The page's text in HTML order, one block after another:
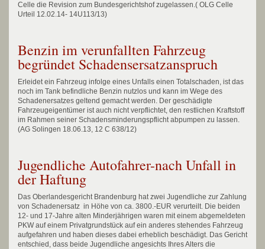
Celle die Revision zum Bundesgerichtshof zugelassen.( OLG Celle
Urteil 12.02.14- 14U113/13)
Benzin im verunfallten Fahrzeug
begründet Schadensersatzanspruch
Erleidet ein Fahrzeug infolge eines Unfalls einen Totalschaden, ist das
noch im Tank befindliche Benzin nutzlos und kann im Wege des
Schadenersatzes geltend gemacht werden. Der geschädigte
Fahrzeugeigentümer ist auch nicht verpflichtet, den restlichen Kraftstoff
im Rahmen seiner Schadensminderungspflicht abpumpen zu lassen.
(AG Solingen 18.06.13, 12 C 638/12)
Jugendliche Autofahrer-nach Unfall in
der Haftung
Das Oberlandesgericht Brandenburg hat zwei Jugendliche zur Zahlung
von Schadenersatz in Höhe von ca. 3800.-EUR verurteilt. Die beiden
12- und 17-Jahre alten Minderjährigen waren mit einem abgemeldeten
PKW auf einem Privatgrundstück auf ein anderes stehendes Fahrzeug
aufgefahren und haben dieses dabei erheblich beschädigt. Das Gericht
entschied, dass beide Jugendliche angesichts Ihres Alters die